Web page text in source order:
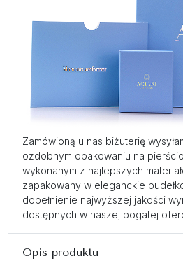
Zamówioną u nas biżuterię
ozdobnym opakowaniu na
wykonanym z najlepszych
zapakowany w eleganckie
dopełnienie najwyższej jakości
dostępnych w naszej bogatej
Opis produktu